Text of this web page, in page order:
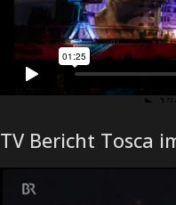
TV Bericht Tosca